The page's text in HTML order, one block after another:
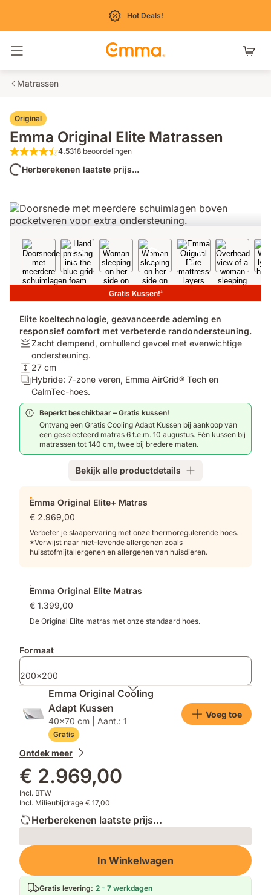
Hot Deals!
Navigatie in- en uitschakelen
Matrassen
Original
Emma Original Elite Matrassen
4.5 van de 5 sterren 318 beoordelingen
4.5318 beoordelingen
Herberekenen laatste prijs...
Gratis Kussen!3
Elite koeltechnologie, geavanceerde ademing en
responsief comfort met verbeterde randondersteuning.
Stijfheid:
Zacht
dempend,
omhullend
gevoel
met
evenwichtige
ondersteuning.
Zacht dempend, omhullend gevoel met evenwichtige
ondersteuning.
Hoogte:
27
27 cm
Lagen:
Hybride:
7-
zone
veren,
Emma
AirGrid®
hoes.
Hybride: 7-zone veren, Emma AirGrid® Tech en
CalmTec-hoes.
Beperkt beschikbaar – Gratis kussen!
Ontvang een Gratis Cooling Adapt Kussen bij aankoop van
een geselecteerd matras 6 t.e.m. 10 augustus. Eén kussen bij
matrassen tot 140 cm, twee bij bredere maten.
Bekijk alle productdetails
producten
Emma Original Elite+ Matras
€ 2.969,00
Verbeter je slaapervaring met onze thermoregulerende hoes.
*Verwijst naar niet-levende allergenen zoals
huisstofmijtallergenen en allergenen van huisdieren.
Emma Original Elite Matras
€ 1.399,00
De Original Elite matras met onze standaard hoes.
Formaat
200x200
Emma Original Cooling
Adapt Kussen
40x70 cm | Aant.: 1
Gratis
Voeg toe
Ontdek meer
€ 2.969,00
Incl. BTW
Incl. Milieubijdrage € 17,00
Herberekenen laatste prijs...
Loading
In Winkelwagen
Gratis levering: 2 - 7 werkdagen